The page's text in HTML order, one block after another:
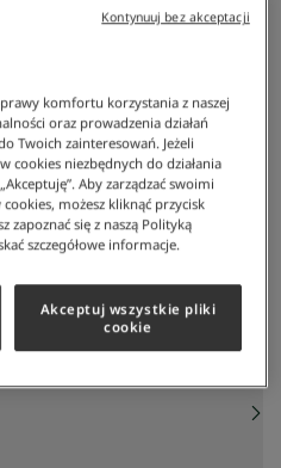
/Męskie Spodnie Slim Fit
komfortu korzystania z naszej
oraz prowadzenia działań
Twoich zainteresowań. Jeżeli
cookies niezbędnych do działania
Aby zarządzać swoimi
możesz kliknąć przycisk
zapoznać się z naszą Polityką
szczegółowe informacje.
Akceptuj wszystkie pliki
cookie
Kontynuuj bez akceptacji